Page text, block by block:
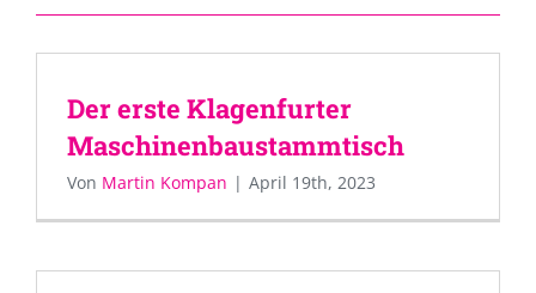
Der erste Klagenfurter
Maschinenbaustammtisch
Von Martin Kompan | April 19th, 2023